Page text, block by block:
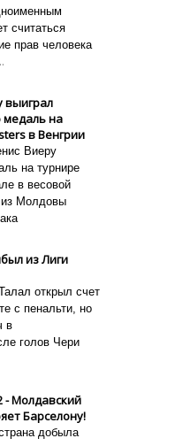
считаться
прав человека
выиграл
медаль на
в Венгрии
Виеру
на турнире
в весовой
из Молдовы
из Лиги
открыл счет
с пенальти, но
в
голов Чери
- Молдавский
Барселону!
добыла